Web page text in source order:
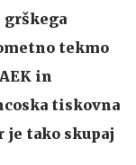
tekmo
in
tiskovna
je tako skupaj